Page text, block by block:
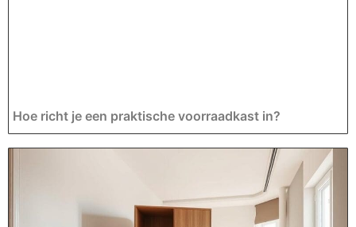
Hoe richt je een praktische voorraadkast in?